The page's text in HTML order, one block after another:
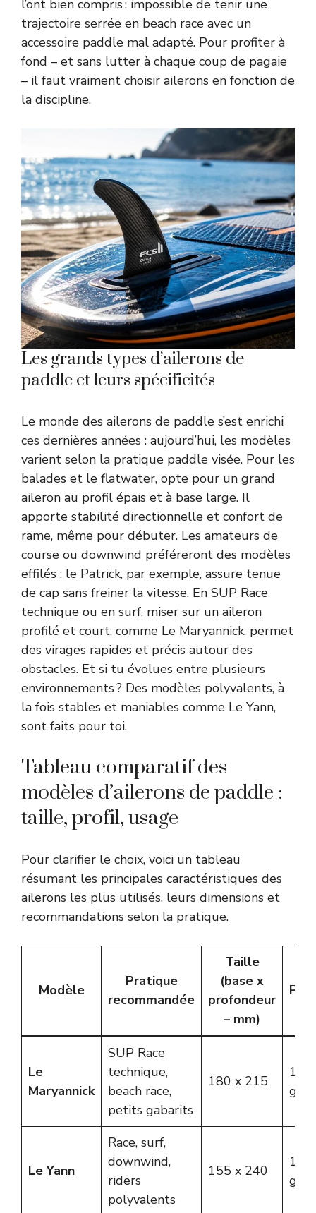
l’ont bien compris : impossible de tenir une
trajectoire serrée en beach race avec un
accessoire paddle mal adapté. Pour profiter à
fond – et sans lutter à chaque coup de pagaie
– il faut vraiment choisir ailerons en fonction de
la discipline.
Les grands types d’ailerons de
paddle et leurs spécificités
Le monde des ailerons de paddle s’est enrichi
ces dernières années : aujourd’hui, les modèles
varient selon la pratique paddle visée. Pour les
balades et le flatwater, opte pour un grand
aileron au profil épais et à base large. Il
apporte stabilité directionnelle et confort de
rame, même pour débuter. Les amateurs de
course ou downwind préféreront des modèles
effilés : le Patrick, par exemple, assure tenue
de cap sans freiner la vitesse. En SUP Race
technique ou en surf, miser sur un aileron
profilé et court, comme Le Maryannick, permet
des virages rapides et précis autour des
obstacles. Et si tu évolues entre plusieurs
environnements ? Des modèles polyvalents, à
la fois stables et maniables comme Le Yann,
sont faits pour toi.
Tableau comparatif des
modèles d’ailerons de paddle :
taille, profil, usage
Pour clarifier le choix, voici un tableau
résumant les principales caractéristiques des
ailerons les plus utilisés, leurs dimensions et
recommandations selon la pratique.
Modèle
Pratique
recommandée
Taille
(base x
profondeur
– mm)
Le
Maryannick
SUP Race
technique,
beach race,
petits gabarits
180 x 215
140
g
Le Yann
Race, surf,
downwind,
riders
polyvalents
155 x 240
140
g